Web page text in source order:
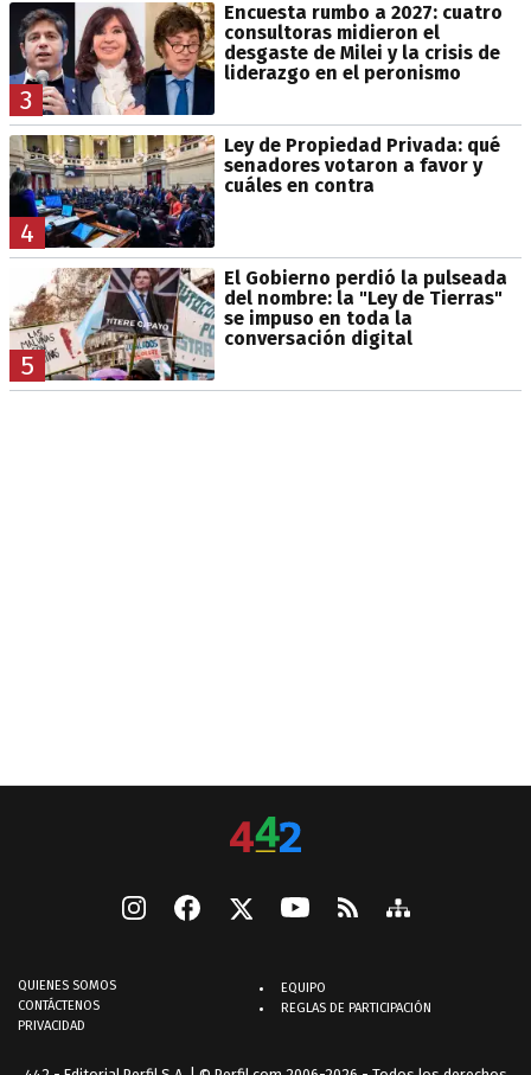
3
Encuesta rumbo a 2027: cuatro
consultoras midieron el
desgaste de Milei y la crisis de
liderazgo en el peronismo
4
Ley de Propiedad Privada: qué
senadores votaron a favor y
cuáles en contra
5
El Gobierno perdió la pulseada
del nombre: la "Ley de Tierras"
se impuso en toda la
conversación digital
QUIENES SOMOS
CONTÁCTENOS
PRIVACIDAD
EQUIPO
REGLAS DE PARTICIPACIÓN